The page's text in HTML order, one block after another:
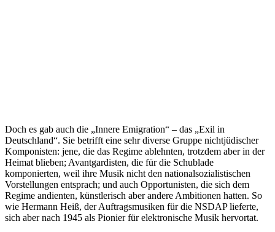
Doch es gab auch die „Innere Emigration“ – das „Exil in
Deutschland“. Sie betrifft eine sehr diverse Gruppe nichtjüdischer
Komponisten: jene, die das Regime ablehnten, trotzdem aber in der
Heimat blieben; Avantgardisten, die für die Schublade
komponierten, weil ihre Musik nicht den nationalsozialistischen
Vorstellungen entsprach; und auch Opportunisten, die sich dem
Regime andienten, künstlerisch aber andere Ambitionen hatten. So
wie Hermann Heiß, der Auftragsmusiken für die NSDAP lieferte,
sich aber nach 1945 als Pionier für elektronische Musik hervortat.